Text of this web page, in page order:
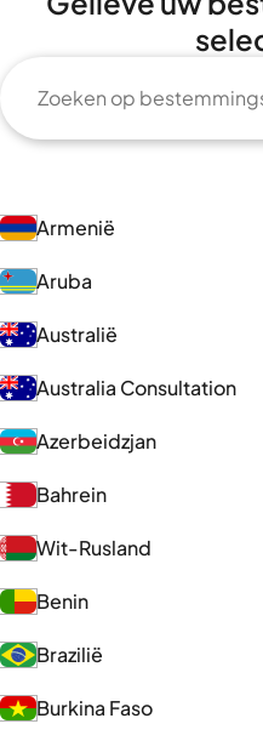
Armenië
Aruba
Australië
Australia Consultation
Azerbeidzjan
Bahrein
Wit-Rusland
Benin
Brazilië
Burkina Faso